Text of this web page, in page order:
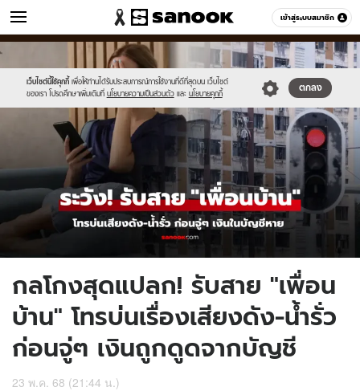
เข้าสู่ระบบสมาชิก
ข่าว หมวดอื่นๆ
เว็บไซต์นี้ใช้คุกกี้ เพื่อให้ท่านได้รับประสบการณ์การใช้งานที่ดีที่สุดบน เว็บไซต์
ของเรา โปรดศึกษาเพิ่มเติมที่ นโยบายความเป็นส่วนตัว และ นโยบายคุกกี้
ตกลง
//s.isanook.com/sr/0/images/logo-
new-
sanook.png
//s.isanook.com/ns/0/ud/1958/9793426/newnew-
thumbnail1200x720(5).jpg
กลโกงสุดแปลก! รับสาย "เพื่อน
บ้าน" โทรบ่นเรื่องเสียงดัง-น้ำรั่ว
ก่อนจู่ๆ เงินถูกดูดจากบัญชี
23 พ.ค. 68 (21:44 น.)